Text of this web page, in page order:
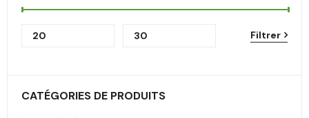
Filtrer
CATÉGORIES DE PRODUITS